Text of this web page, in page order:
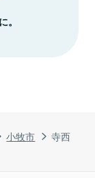
小牧市 寺西
。